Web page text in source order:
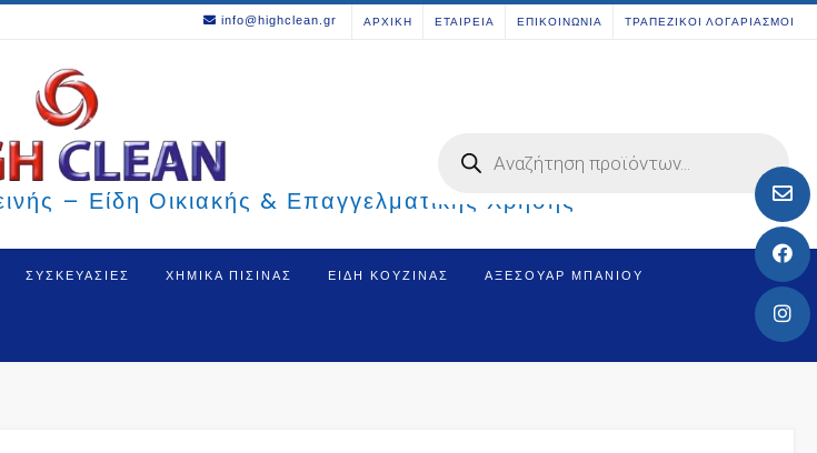
info@highclean.gr ΑΡΧΙΚΗ ΕΤΑΙΡΕΙΑ ΕΠΙΚΟΙΝΩΝΙΑ ΤΡΑΠΕΖΙΚΟΙ ΛΟΓΑΡΙΑΣΜΟΙ
– Είδη Οικιακής & Επαγγελματικής Χρήσης
search
ΣΥΣΚΕΥΑΣΙΕΣ ΧΗΜΙΚΑ ΠΙΣΙΝΑΣ ΕΊΔΗ ΚΟΥΖΊΝΑΣ ΑΞΕΣΟΥΆΡ ΜΠΆΝΙΟΥ